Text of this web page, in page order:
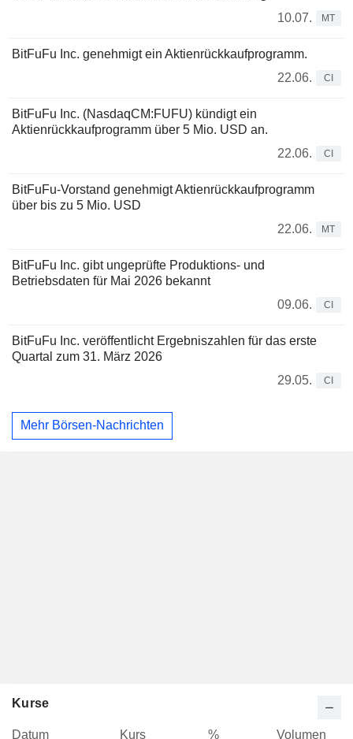
10.07.
MT
BitFuFu Inc. genehmigt ein Aktienrückkaufprogramm.
22.06.
CI
BitFuFu Inc. (NasdaqCM:FUFU) kündigt ein
Aktienrückkaufprogramm über 5 Mio. USD an.
22.06.
CI
BitFuFu-Vorstand genehmigt Aktienrückkaufprogramm
über bis zu 5 Mio. USD
22.06.
MT
BitFuFu Inc. gibt ungeprüfte Produktions- und
Betriebsdaten für Mai 2026 bekannt
09.06.
CI
BitFuFu Inc. veröffentlicht Ergebniszahlen für das erste
Quartal zum 31. März 2026
29.05.
CI
Mehr Börsen-Nachrichten
Kurse
Datum Kurs % Volumen